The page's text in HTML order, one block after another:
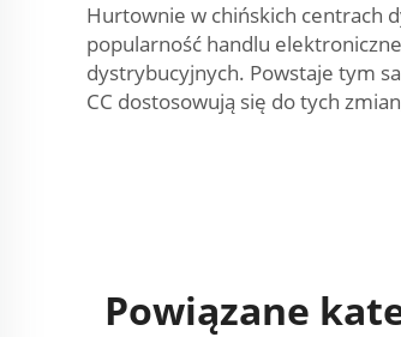
Hurtownie w chińskich centrach
popularność handlu
dystrybucyjnych. Powstaje tym
CC dostosowują się do tych
Powiązane